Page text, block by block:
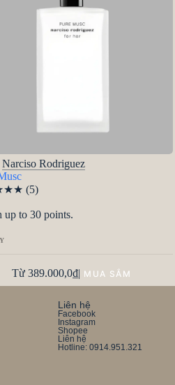
Narciso Rodriguez
★★ (5)
up to 30 points.
Từ389.000,0₫|
Liên hệ
Facebook
Instagram
Shopee
Liên hệ
Hotline: 0914.951.321